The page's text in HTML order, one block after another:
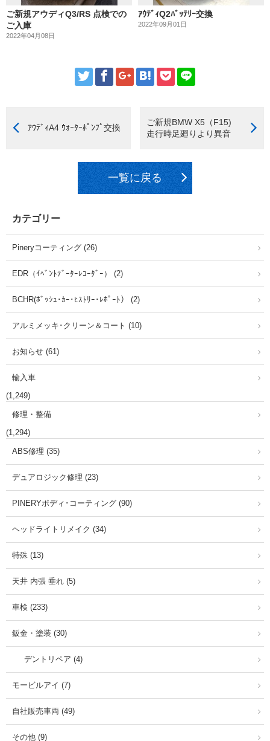
ご新規アウディQ3/RS 点検での
ご入庫
2022年04月08日
ｱｳﾃﾞｨQ2ﾊﾞｯﾃﾘｰ交換
2022年09月01日
ｱｳﾃﾞｨA4 ｳｫｰﾀｰﾎﾟﾝﾌﾟ交換
ご新規BMW X5（F15)
走行時足廻りより異音
一覧に戻る
カテゴリー
Pineryコーティング (26)
EDR（ｲﾍﾞﾝﾄﾃﾞｰﾀｰﾚｺｰﾀﾞｰ） (2)
BCHR(ﾎﾞｯｼｭ･ｶｰ･ﾋｽﾄﾘｰ･ﾚﾎﾟｰﾄ） (2)
アルミメッキ･クリーン＆コート (10)
お知らせ (61)
輸入車
(1,249)
修理・整備
(1,294)
ABS修理 (35)
デュアロジック修理 (23)
PINERYボディ･コーティング (90)
ヘッドライトリメイク (34)
特殊 (13)
天井 内張 垂れ (5)
車検 (233)
鈑金・塗装 (30)
デントリペア (4)
モービルアイ (7)
自社販売車両 (49)
その他 (9)